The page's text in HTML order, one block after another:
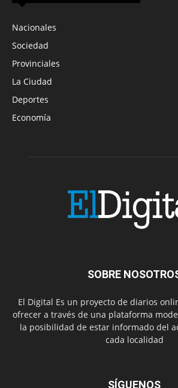
Nacionales
Sociedad
Provinciales
La Ciudad
Deportes
Economía
SOBRE
El Digital Es un proyecto de diarios
ofrecer a través de una plataforma
la posibilidad de estar informado del
cada localidad
SÍGUENOS